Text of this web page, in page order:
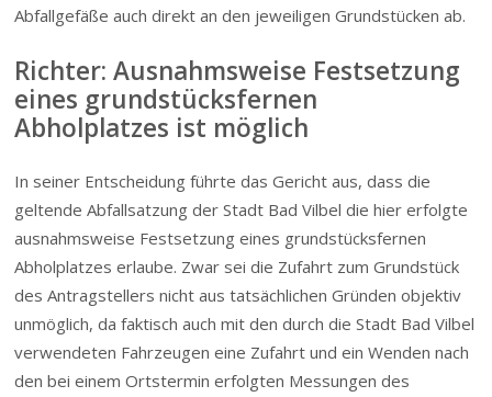
Abfallgefäße auch direkt an den jeweiligen Grundstücken ab.
Richter: Ausnahmsweise Festsetzung
eines grund­s­tücks­fernen
Abholplatzes ist möglich
In seiner Entscheidung führte das Gericht aus, dass die
geltende Abfallsatzung der Stadt Bad Vilbel die hier erfolgte
ausnahmsweise Festsetzung eines grund­s­tücks­fernen
Abholplatzes erlaube. Zwar sei die Zufahrt zum Grundstück
des Antragstellers nicht aus tatsächlichen Gründen objektiv
unmöglich, da faktisch auch mit den durch die Stadt Bad Vilbel
verwendeten Fahrzeugen eine Zufahrt und ein Wenden nach
den bei einem Ortstermin erfolgten Messungen des